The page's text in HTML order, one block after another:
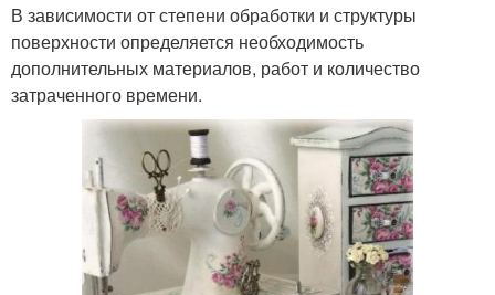
В зависимости от степени обработки и структуры
поверхности определяется необходимость
дополнительных материалов, работ и количество
затраченного времени.